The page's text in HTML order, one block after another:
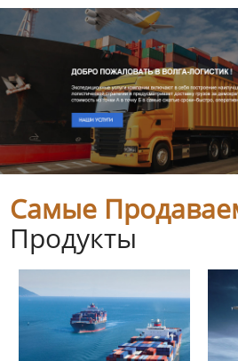
Самые
Продукты